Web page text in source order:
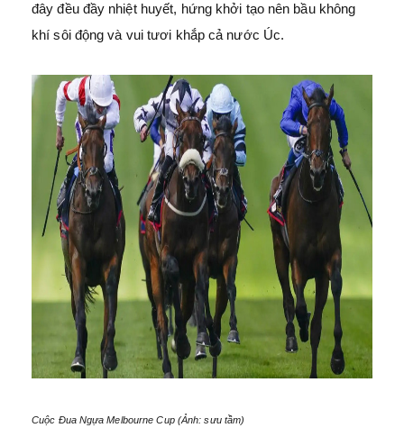
đây đều đầy nhiệt huyết, hứng khởi tạo nên bầu không
khí sôi động và vui tươi khắp cả nước Úc.
Cuộc Đua Ngựa Melbourne Cup (Ảnh: sưu tầm)